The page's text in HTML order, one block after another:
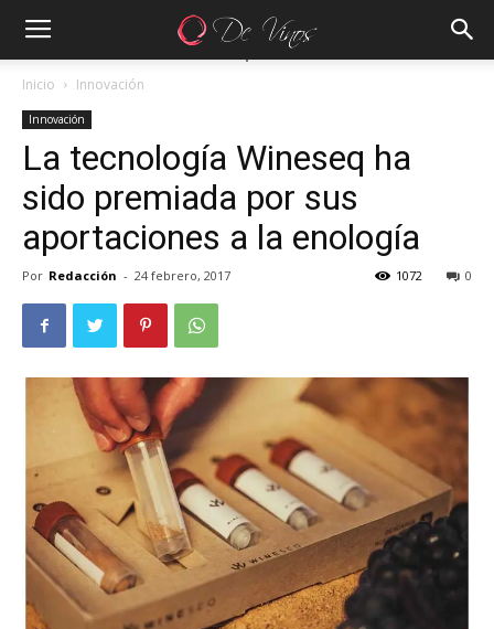
Inicio Innovación
Innovación
La tecnología Wineseq ha
sido premiada por sus
aportaciones a la enología
Por Redacción - 24 febrero, 2017 0
1072